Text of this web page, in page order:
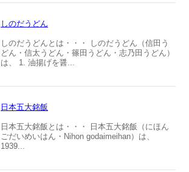
しのだうどん
しのだうどんとは・・・ しのだうどん（信田う
どん・信太うどん・篠田うどん・志乃田うどん）
は、 1. 油揚げを醤...
日本五大銘飯
日本五大銘飯とは・・・ 日本五大銘飯（にほん
ごだいめいはん・Nihon godaimeihan）は、
1939...